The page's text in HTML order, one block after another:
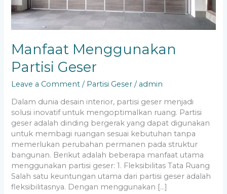
Manfaat Menggunakan
Partisi Geser
Leave a Comment / Partisi Geser / admin
Dalam dunia desain interior, partisi geser menjadi
solusi inovatif untuk mengoptimalkan ruang. Partisi
geser adalah dinding bergerak yang dapat digunakan
untuk membagi ruangan sesuai kebutuhan tanpa
memerlukan perubahan permanen pada struktur
bangunan. Berikut adalah beberapa manfaat utama
menggunakan partisi geser: 1. Fleksibilitas Tata Ruang
Salah satu keuntungan utama dari partisi geser adalah
fleksibilitasnya. Dengan menggunakan […]